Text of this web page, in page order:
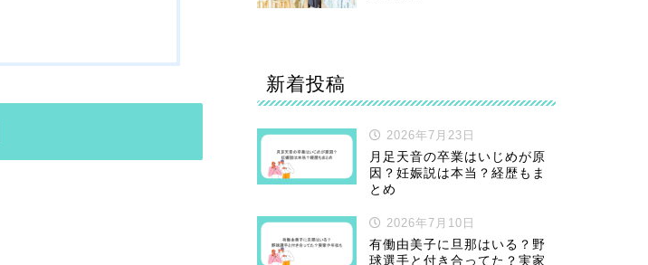
新着投稿
2026年7月23日
月足天音の卒業はいじめが原
因？妊娠説は本当？経歴もま
とめ
2026年7月10日
有働由美子に旦那はいる？野
球選手と付き合ってた？実家